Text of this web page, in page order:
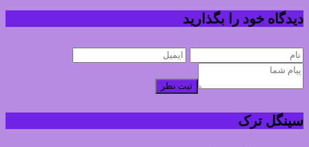
دیدگاه خود را بگذارید
ثبت نظر
سینگل ترک